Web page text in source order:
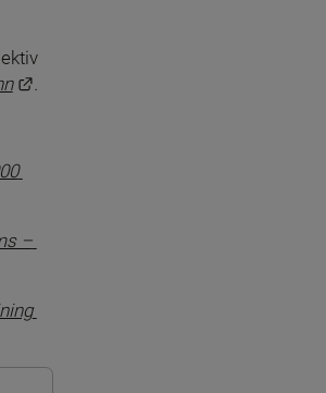
i nytt fönster.
Länk till annan webbplats.
.
öppnas i nytt fönster.
–